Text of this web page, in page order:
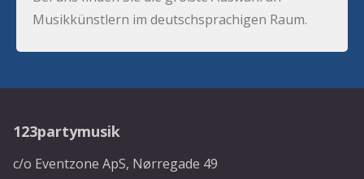
Musikkünstlern im deutschsprachigen Raum.
123partymusik
c/o Eventzone ApS, Nørregade 49